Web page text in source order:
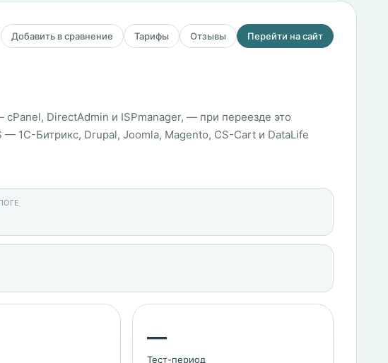
Добавить в сравнение Тарифы Отзывы Перейти на сайт
DirectAdmin и ISPmanager, — при переезде это
— 1С-Битрикс, Drupal, Joomla, Magento, CS-Cart и DataLife
—
Тест-период